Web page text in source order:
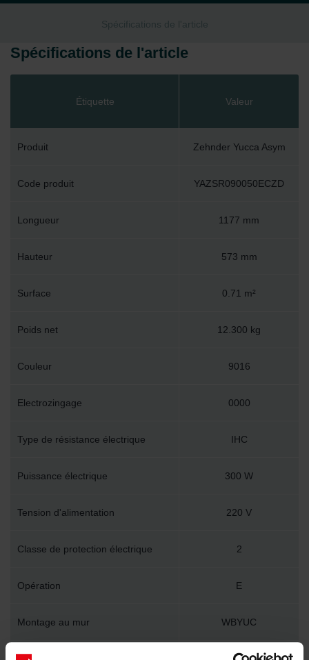
Spécifications de l'article
Spécifications de l'article
Étiquette Valeur
Produit Zehnder Yucca Asym
Code produit YAZSR090050ECZD
Longueur 1177 mm
Hauteur 573 mm
Surface 0.71 m²
Poids net 12.300 kg
Couleur 9016
Electrozingage 0000
Type de résistance électrique IHC
Puissance électrique 300 W
Tension d'alimentation 220 V
Classe de protection électrique 2
Opération E
Montage au mur WBYUC